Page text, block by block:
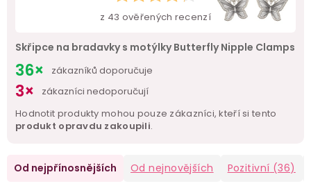
z 43 ověřených recenzí
Skřipce na bradavky s motýlky Butterfly Nipple Clamps
36× zákazníků doporučuje
3×
zákazníci nedoporučují
Hodnotit produkty mohou pouze zákazníci, kteří si tento
produkt opravdu zakoupili.
Od nejpřínosnějších Od nejnovějších Pozitivní (36)